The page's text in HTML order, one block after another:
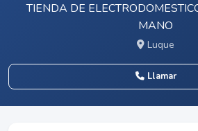
TIENDA DE
MANO
Luque
Llamar